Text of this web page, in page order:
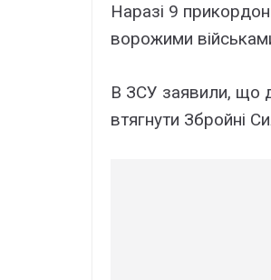
Наразі 9
ворожими
В ЗСУ заявили, що
втягнути Збройні